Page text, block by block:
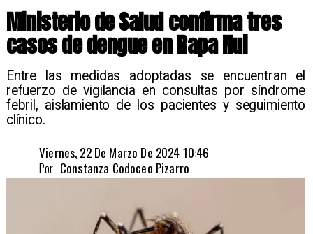
Ministerio de Salud confirma tres
casos de dengue en Rapa Nui
​Entre las medidas adoptadas se encuentran el
refuerzo de vigilancia en consultas por síndrome
febril, aislamiento de los pacientes y seguimiento
clínico.
Viernes, 22 De Marzo De 2024 10:46
Constanza Codoceo Pizarro
Por